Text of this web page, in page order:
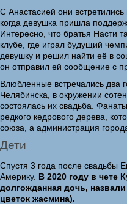
С Анастасией они
когда девушка пришла
Интересно, что братья Насти
клубе, где играл будущий
девушку и решил найти её в
он отправил ей сообщение с
Влюбленные встречались два
Челябинска, в окружении
состоялась их свадьба.
редкого кедрового дерева,
союза, а администрация
Дети
Спустя 3 года после свадьбы
Америку. В 2020 году в чете
долгожданная дочь,
цветок жасмина).